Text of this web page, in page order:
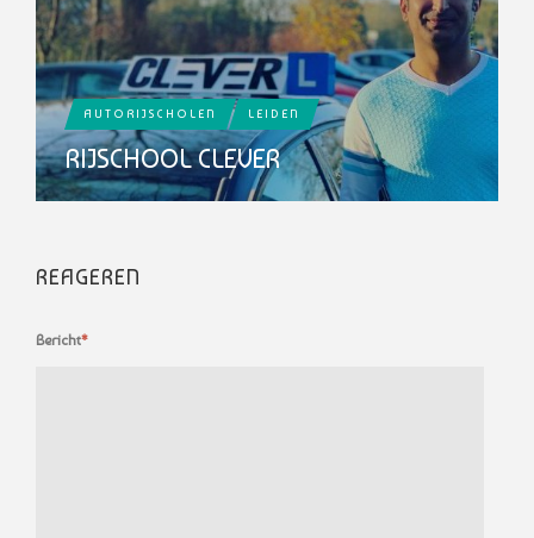
AUTORIJSCHOLEN LEIDEN
RIJSCHOOL CLEVER
REAGEREN
Bericht*